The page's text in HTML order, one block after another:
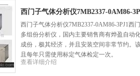
西门子气体分析仪7MB2337-0AM86-
西门子气体分析仪7MB2337-0AM86-3PJ1西
多组份分析仪，国内主要销售商有烨盈自动
成份，极其经济，并且安装空间非常节约。
且每年只需使用标定气体检定一次。
查看详细介绍